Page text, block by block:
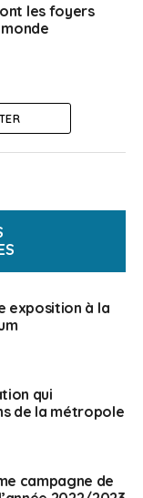
les foyers
exposition à la
qui
de la métropole
campagne de